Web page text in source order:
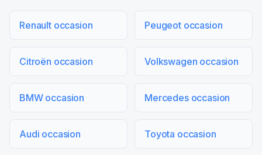
Renault occasion Peugeot occasion
Citroën occasion Volkswagen occasion
BMW occasion Mercedes occasion
Audi occasion Toyota occasion